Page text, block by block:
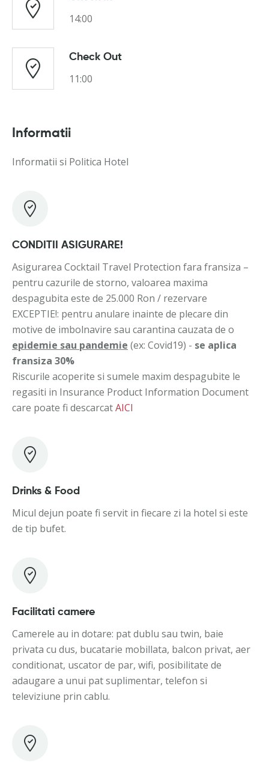
14:00
Check Out
11:00
Informatii
Informatii si Politica Hotel
CONDITII ASIGURARE!
Asigurarea Cocktail Travel Protection fara fransiza –
pentru cazurile de storno, valoarea maxima
despagubita este de 25.000 Ron / rezervare
EXCEPTIE!: pentru anulare inainte de plecare din
motive de imbolnavire sau carantina cauzata de o
epidemie sau pandemie (ex: Covid19) - se aplica
fransiza 30%
Riscurile acoperite si sumele maxim despagubite le
regasiti in Insurance Product Information Document
care poate fi descarcatAICI
Drinks & Food
Micul dejun poate fi servit in fiecare zi la hotel si este
de tip bufet.
Facilitati camere
Camerele au in dotare: pat dublu sau twin, baie
privata cu dus, bucatarie mobillata, balcon privat, aer
conditionat, uscator de par, wifi, posibilitate de
adaugare a unui pat suplimentar, telefon si
televiziune prin cablu.